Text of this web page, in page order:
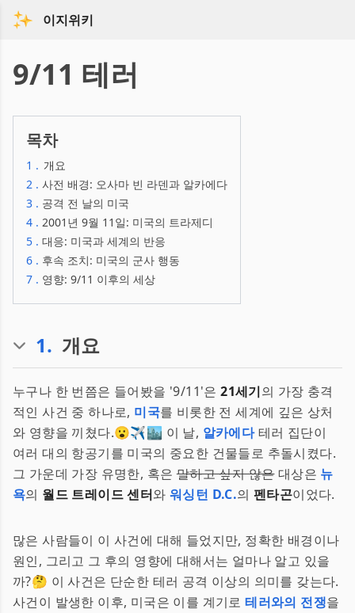
이지위키
9/11 테러
목차
1 . 개요
2 . 사전 배경: 오사마 빈 라덴과 알카에다
3 . 공격 전 날의 미국
4 . 2001년 9월 11일: 미국의 트라제디
5 . 대응: 미국과 세계의 반응
6 . 후속 조치: 미국의 군사 행동
7 . 영향: 9/11 이후의 세상
1. 개요
누구나 한 번쯤은 들어봤을 '9/11'은21세기의 가장 충격
적인 사건 중 하나로, 미국를 비롯한 전 세계에 깊은 상처
와 영향을 끼쳤다.😮✈️🏙️ 이 날, 알카에다테러 집단이
여러 대의 항공기를 미국의 중요한 건물들로 추돌시켰다.
그 가운데 가장 유명한, 혹은말하고 싶지 않은대상은 뉴
욕의 월드 트레이드 센터와워싱턴 D.C.의펜타곤이었다.
많은 사람들이 이 사건에 대해 들었지만, 정확한 배경이나
원인, 그리고 그 후의 영향에 대해서는 얼마나 알고 있을
까?🤔 이 사건은 단순한 테러 공격 이상의 의미를 갖는다.
사건이 발생한 이후, 미국은 이를 계기로테러와의 전쟁을